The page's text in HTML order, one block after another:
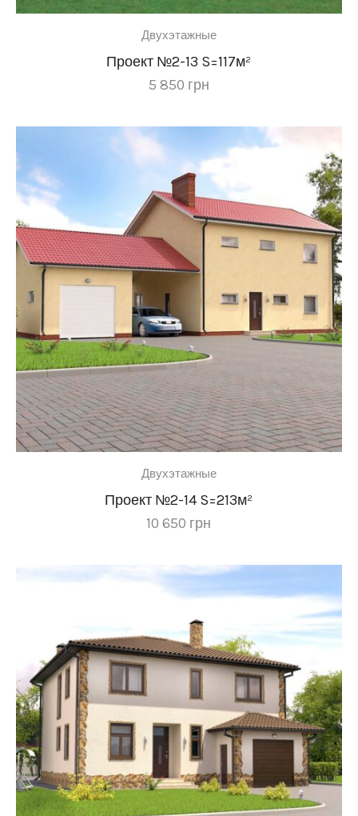
Двухэтажные
Проект №2-13 S=117м²
5 850 грн
Двухэтажные
Проект №2-14 S=213м²
10 650 грн